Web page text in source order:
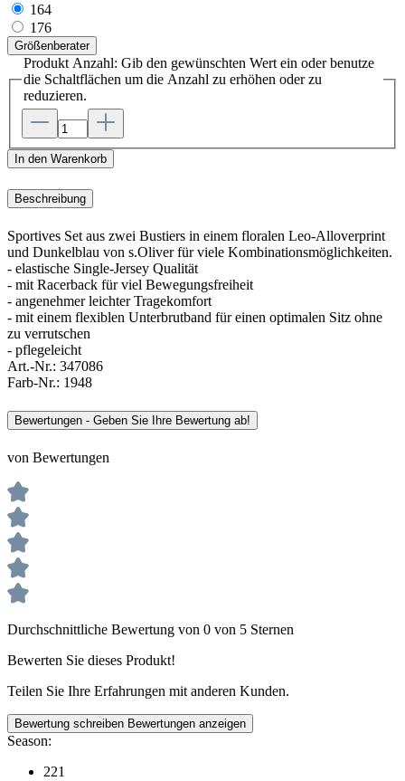
164
176
Größenberater
Produkt Anzahl: Gib den gewünschten Wert ein oder benutze
die Schaltflächen um die Anzahl zu erhöhen oder zu
reduzieren.
In den Warenkorb
Beschreibung
Sportives Set aus zwei Bustiers in einem floralen Leo-Alloverprint
und Dunkelblau von s.Oliver für viele Kombinationsmöglichkeiten.
- elastische Single-Jersey Qualität
- mit Racerback für viel Bewegungsfreiheit
- angenehmer leichter Tragekomfort
- mit einem flexiblen Unterbrutband für einen optimalen Sitz ohne
zu verrutschen
- pflegeleicht
Art.-Nr.: 347086
Farb-Nr.: 1948
Bewertungen - Geben Sie Ihre Bewertung ab!
von Bewertungen
Durchschnittliche Bewertung von 0 von 5 Sternen
Bewerten Sie dieses Produkt!
Teilen Sie Ihre Erfahrungen mit anderen Kunden.
Bewertung schreiben Bewertungen anzeigen
Season:
221